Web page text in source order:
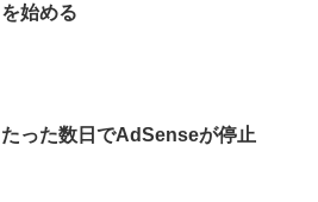
を始める
たった数日でAdSenseが停止